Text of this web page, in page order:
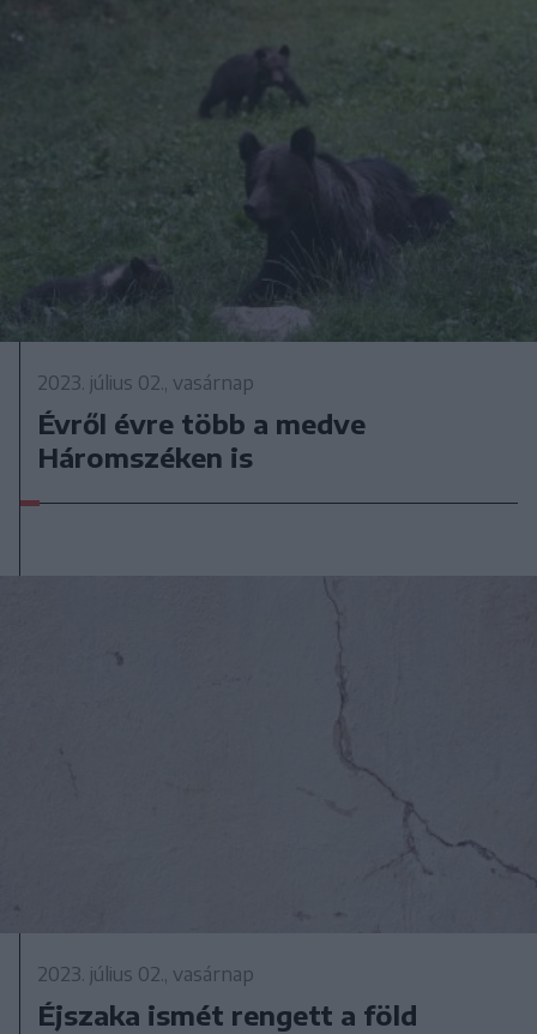
2023. július 02., vasárnap
Évről évre több a medve
Háromszéken is
2023. július 02., vasárnap
Éjszaka ismét rengett a föld